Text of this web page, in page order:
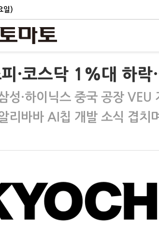
일)
·코스닥 1%대 하
성·하이닉스 중국 공장 VEU
리바바 AI칩 개발 소식 겹치